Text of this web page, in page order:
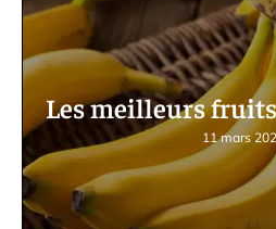
Les meilleurs
11 mars